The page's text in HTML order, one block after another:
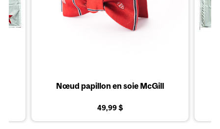
Nœud papillon en soie McGill
49,99 $